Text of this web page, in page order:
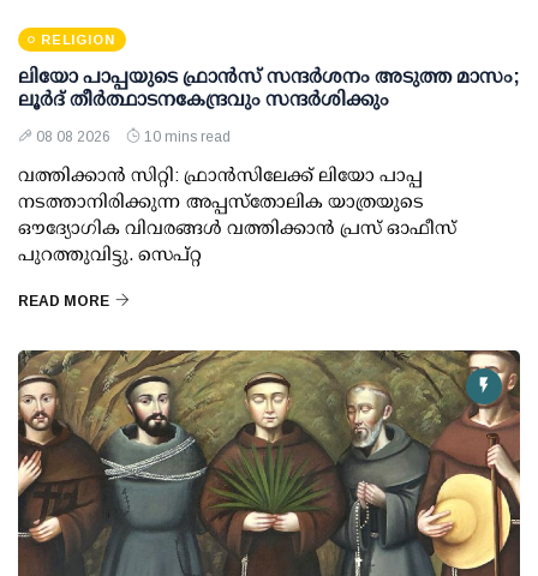
RELIGION
ലിയോ പാപ്പയുടെ ഫ്രാൻസ് സന്ദർശനം അടുത്ത മാസം;
ലൂർദ് തീർത്ഥാടനകേന്ദ്രവും സന്ദർശിക്കും
08 08 2026 10 mins read
വത്തിക്കാൻ സിറ്റി: ഫ്രാൻസിലേക്ക് ലിയോ പാപ്പ
നടത്താനിരിക്കുന്ന അപ്പസ്തോലിക യാത്രയുടെ
ഔദ്യോഗിക വിവരങ്ങൾ വത്തിക്കാൻ പ്രസ് ഓഫീസ്
പുറത്തുവിട്ടു. സെപ്റ്റ
READ MORE